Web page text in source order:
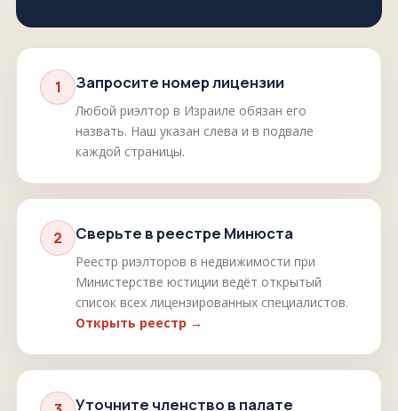
1 Запросите номер лицензии
Любой риэлтор в Израиле обязан его
назвать. Наш указан слева и в подвале
каждой страницы.
2 Сверьте в реестре Минюста
Реестр риэлторов в недвижимости при
Министерстве юстиции ведёт открытый
список всех лицензированных специалистов.
Открыть реестр →
Уточните членство в палате